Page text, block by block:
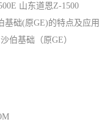
山东道恩Z-1500
基础(原GE)的特点及应用
伯基础（原GE）